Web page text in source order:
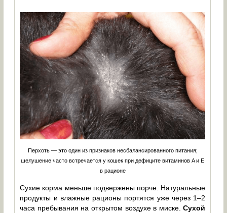
Перхоть — это один из признаков несбалансированного питания;
шелушение часто встречается у кошек при дефиците витаминов A и E
в рационе
Сухие корма меньше подвержены порче. Натуральные
продукты и влажные рационы портятся уже через 1–2
часа пребывания на открытом воздухе в миске.Сухой